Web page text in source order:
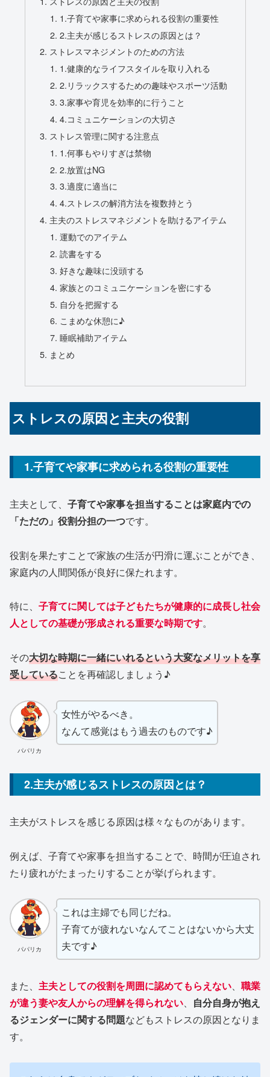
1.子育てや家事に求められる役割の重要性
2.主夫が感じるストレスの原因とは？
ストレスマネジメントのための方法
1.健康的なライフスタイルを取り入れる
2.リラックスするための趣味やスポーツ活動
3.家事や育児を効率的に行うこと
4.コミュニケーションの大切さ
ストレス管理に関する注意点
1.何事もやりすぎは禁物
2.放置はNG
3.適度に適当に
4.ストレスの解消方法を複数持とう
主夫のストレスマネジメントを助けるアイテム
運動でのアイテム
読書をする
好きな趣味に没頭する
家族とのコミュニケーションを密にする
自分を把握する
こまめな休憩に♪
睡眠補助アイテム
まとめ
ストレスの原因と主夫の役割
1.子育てや家事に求められる役割の重要性
主夫として、 子育てや家事を担当することは家庭内での
「ただの」役割分担の一つです。
役割を果たすことで家族の生活が円滑に運ぶことができ、
家庭内の人間関係が良好に保たれます。
特に、 子育てに関しては子どもたちが健康的に成長し社会
人としての基礎が形成される重要な時期です。
その大切な時期に一緒にいれるという大変なメリットを享
受していることを再確認しましょう♪
パパリカ
女性がやるべき。
なんて感覚はもう過去のものです♪
2.主夫が感じるストレスの原因とは？
主夫がストレスを感じる原因は様々なものがあります。
例えば、子育てや家事を担当することで、時間が圧迫され
たり疲れがたまったりすることが挙げられます。
パパリカ
これは主婦でも同じだね。
子育てが疲れないなんてことはないから大丈
夫です♪
また、 主夫としての役割を周囲に認めてもらえない、 職業
が違う妻や友人からの理解を得られない、 自分自身が抱え
るジェンダーに関する問題などもストレスの原因となりま
す。